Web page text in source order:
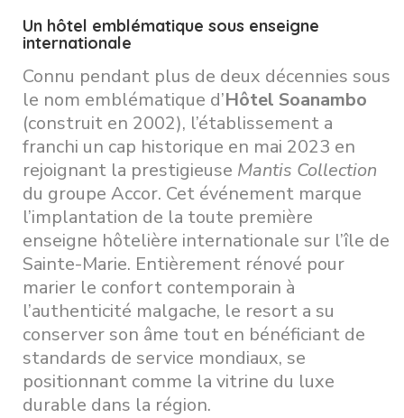
Un hôtel emblématique sous enseigne
internationale
Connu pendant plus de deux décennies sous
le nom emblématique d’Hôtel Soanambo
(construit en 2002), l’établissement a
franchi un cap historique en mai 2023 en
rejoignant la prestigieuse Mantis Collection
du groupe Accor. Cet événement marque
l’implantation de la toute première
enseigne hôtelière internationale sur l’île de
Sainte-Marie. Entièrement rénové pour
marier le confort contemporain à
l’authenticité malgache, le resort a su
conserver son âme tout en bénéficiant de
standards de service mondiaux, se
positionnant comme la vitrine du luxe
durable dans la région.